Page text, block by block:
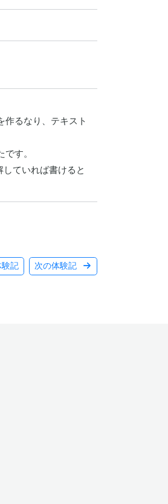
るなり、テキスト
す。
ていれば書けると
記 次の体験記